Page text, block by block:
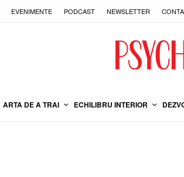
EVENIMENTE PODCAST NEWSLETTER
ARTA DE A TRAI ECHILIBRU INTERIOR